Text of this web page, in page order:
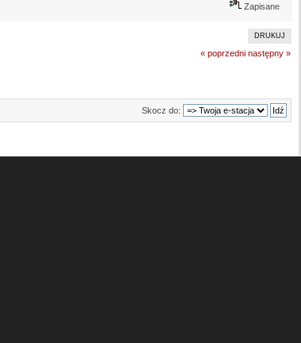
Zapisane
DRUKUJ
« poprzedni następny »
Skocz do: